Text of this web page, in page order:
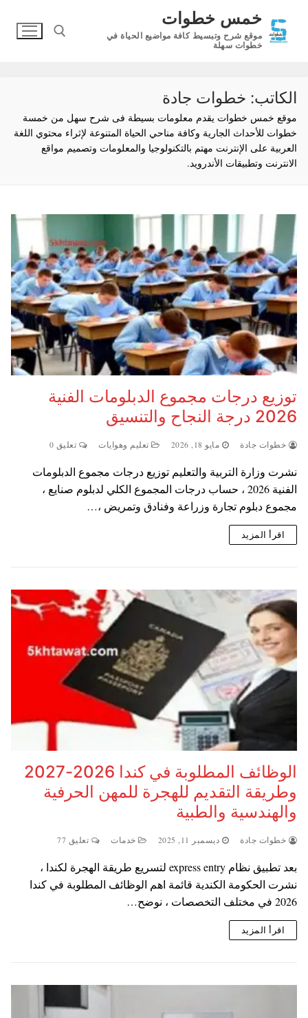
المحتوى
خمس خطوات
موقع شرح وتبسيط كافة مواضيع الحياة في
خطوات سهلة
الكاتب: خطوات جادة
موقع خمس خطوات يقدم معلومات بسيطة فى شرح سهل من خمسة
خطوات للأحداث الجارية وكافة مناحي الحياة المتنوعة لإثراء محتوي اللغة
العربية على الإنترنت مهتم بالتكنولوجيا والمعلومات وتصميم مواقع
الانترنت وتطبيقات الأندرويد.
توزيع درجات مجموع الدبلومات الفنية
2026 درجة النجاح والتنسيق
خطوات جادة مايو 18, 2026 تعليم وهوايات تعليق 0
نشرت وزارة التربية والتعليم توزيع درجات مجموع الدبلومات
الفنية 2026 ، حساب درجات المجموع الكلي لدبلوم صنايع ،
مجموع دبلوم تجارة وزراعة وفنادق وتمريض ،…
اقرأ المزيد
الوظائف المطلوبة في كندا 2026-2027
وطريقة التقديم للهجرة للمهن الحرفية
والهندسية والطبية
خطوات جادة ديسمبر 11, 2025 خدمات تعليق 77
بعد تطبيق نظام express entry لتسريع طريقة الهجرة لكندا ،
نشرت الحكومة الكندية قائمة اهم الوظائف المطلوبة في كندا
2026 في مختلف التخصصات ، نوضح…
اقرأ المزيد